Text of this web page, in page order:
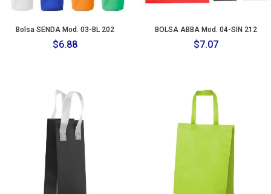
Bolsa SENDA Mod. 03-BL 202
$6.88
BOLSA ABBA Mod. 04-SIN 212
$7.07